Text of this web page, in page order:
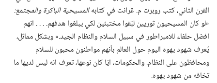
القرن الثاني،‏ كتب روبرت م.‏ ڠرانت في كتابهالمسيحية الباكرة والمجتمع:‏
‏«لو كان المسيحيون ثوريين لبَقوا مختبئين لكي يبلغوا هدفهم.‏ .‏ .‏ .‏ انهم
افضل حلفاء للامبراطور في سبيل السلام والنظام الجيد.‏» وبشكل مماثل،‏
يُعرف شهود يهوه اليوم حول العالم بأنهم مواطنون محبون للسلام
ومحافظون على النظام.‏ والحكومات،‏ ايّا كان نوعها،‏ تعرف انه ليس لديها ما
تخافه من شهود يهوه.‏